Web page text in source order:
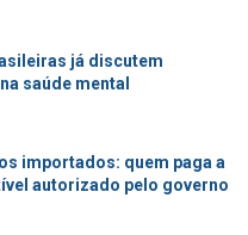
já discutem
saúde mental
importados: quem paga a
autorizado pelo governo